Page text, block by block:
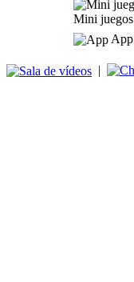
Mini juegos
App
|